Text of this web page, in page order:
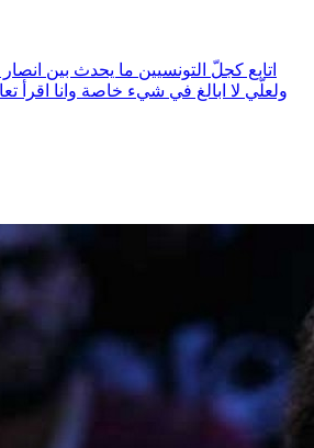
اتابع كجلّ التونسيين ما يحدث بين
ولعلّي لا ابالغ في شيء خاصة وانا اقرأ